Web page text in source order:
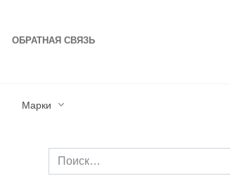
ОБРАТНАЯ СВЯЗЬ
Марки
Search
for: